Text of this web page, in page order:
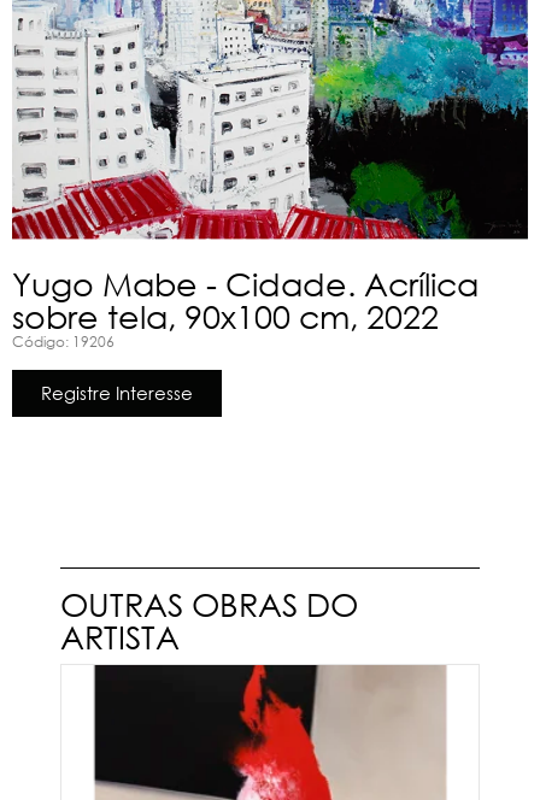
Yugo Mabe - Cidade. Acrílica
sobre tela, 90x100 cm, 2022
Código: 19206
Registre Interesse
OUTRAS OBRAS DO
ARTISTA